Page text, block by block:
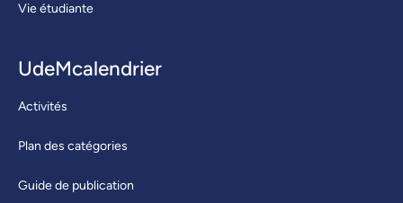
Vie étudiante
UdeMcalendrier
Activités
Plan des catégories
Guide de publication